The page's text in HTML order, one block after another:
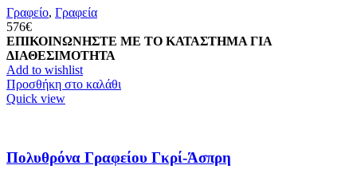
Γραφείο, Γραφεία
576€
ΕΠΙΚΟΙΝΩΝΗΣΤΕ ΜΕ ΤΟ ΚΑΤΑΣΤΗΜΑ ΓΙΑ
ΔΙΑΘΕΣΙΜΟΤΗΤΑ
Add to wishlist
Προσθήκη στο καλάθι
Quick view
Πολυθρόνα Γραφείου Γκρί-Άσπρη